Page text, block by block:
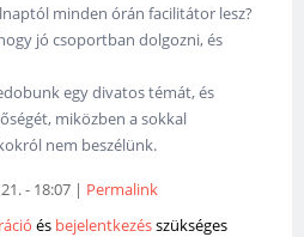
minden órán facilitátor lesz?
jó csoportban dolgozni, és
egy divatos témát, és
miközben a sokkal
nem beszélünk.
- 18:07 | Permalink
és bejelentkezésszükséges